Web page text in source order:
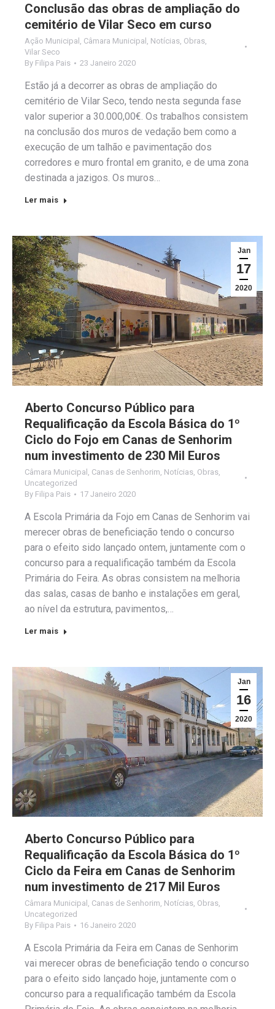
Conclusão das obras de ampliação do
cemitério de Vilar Seco em curso
Ação Municipal Câmara Municipal Notícias Obras
Vilar Seco
By Filipa Pais 23 Janeiro 2020
Estão já a decorrer as obras de ampliação do
cemitério de Vilar Seco, tendo nesta segunda fase
valor superior a 30.000,00€. Os trabalhos consistem
na conclusão dos muros de vedação bem como a
execução de um talhão e pavimentação dos
corredores e muro frontal em granito, e de uma zona
destinada a jazigos. Os muros…
Ler mais
Jan
17
2020
Aberto Concurso Público para
Requalificação da Escola Básica do 1º
Ciclo do Fojo em Canas de Senhorim
num investimento de 230 Mil Euros
Câmara Municipal , Canas de Senhorim, Notícias, Obras,
Uncategorized
By Filipa Pais 17 Janeiro 2020
A Escola Primária da Fojo em Canas de Senhorim vai
merecer obras de beneficiação tendo o concurso
para o efeito sido lançado ontem, juntamente com o
concurso para a requalificação também da Escola
Primária do Feira. As obras consistem na melhoria
das salas, casas de banho e instalações em geral,
ao nível da estrutura, pavimentos,…
Ler mais
Jan
16
2020
Aberto Concurso Público para
Requalificação da Escola Básica do 1º
Ciclo da Feira em Canas de Senhorim
num investimento de 217 Mil Euros
Câmara Municipal , Canas de Senhorim, Notícias, Obras,
Uncategorized
By Filipa Pais 16 Janeiro 2020
A Escola Primária da Feira em Canas de Senhorim
vai merecer obras de beneficiação tendo o concurso
para o efeito sido lançado hoje, juntamente com o
concurso para a requalificação também da Escola